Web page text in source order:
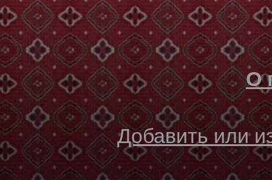
О
Добавить или